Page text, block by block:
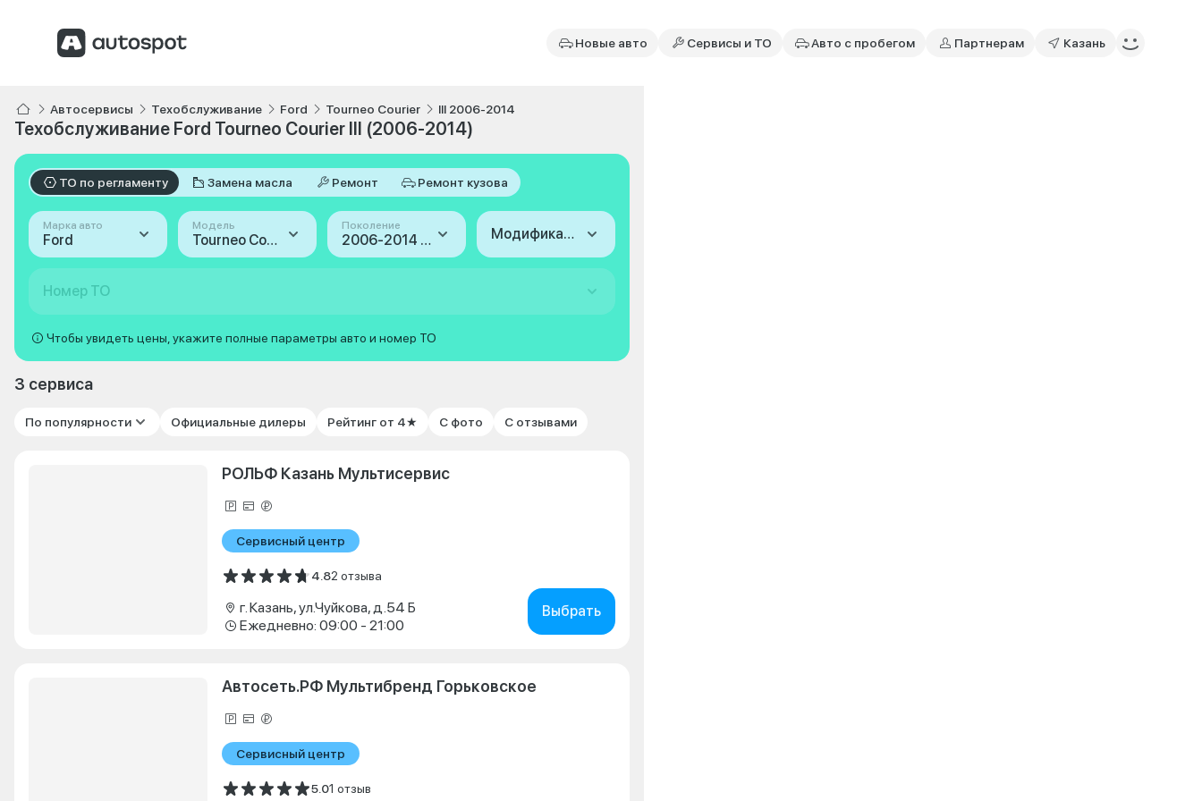
Новые авто Сервисы и ТО Авто с пробегом Партнерам Казань
Автосервисы Техобслуживание Ford Tourneo Courier III 2006-2014
Техобслуживание Ford Tourneo Courier III (2006-2014)
ТО по регламенту Замена масла Ремонт Ремонт кузова
Марка авто
Ford
Модель
Tourneo Courier
Поколение
2006-2014 (III) Модификация
Номер ТО
Чтобы увидеть цены, укажите полные параметры авто и номер ТО
3 сервиса
По популярности Официальные дилеры Рейтинг от 4★ С фото С отзывами
РОЛЬФ Казань Мультисервис
Сервисный центр
4.82 отзыва
г. Казань, ул.Чуйкова, д.54 Б
Ежедневно: 09:00 - 21:00
Выбрать
Автосеть.РФ Мультибренд Горьковское
Сервисный центр
5.01 отзыв